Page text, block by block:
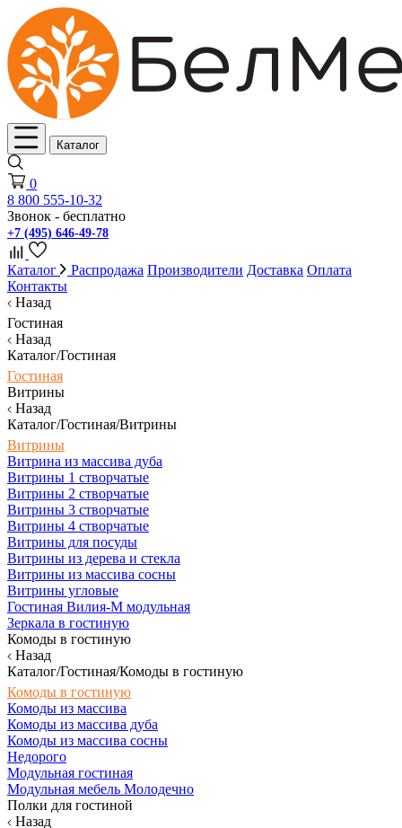
Каталог
0
8 800 555-10-32
Звонок - бесплатно
+7 (495) 646-49-78
Каталог Распродажа Производители Доставка Оплата
Контакты
Назад
Гостиная
Назад
Каталог/Гостиная
Гостиная
Витрины
Назад
Каталог/Гостиная/Витрины
Витрины
Витрина из массива дуба
Витрины 1 створчатые
Витрины 2 створчатые
Витрины 3 створчатые
Витрины 4 створчатые
Витрины для посуды
Витрины из дерева и стекла
Витрины из массива сосны
Витрины угловые
Гостиная Вилия-М модульная
Зеркала в гостиную
Комоды в гостиную
Назад
Каталог/Гостиная/Комоды в гостиную
Комоды в гостиную
Комоды из массива
Комоды из массива дуба
Комоды из массива сосны
Недорого
Модульная гостиная
Модульная мебель Молодечно
Полки для гостиной
Назад